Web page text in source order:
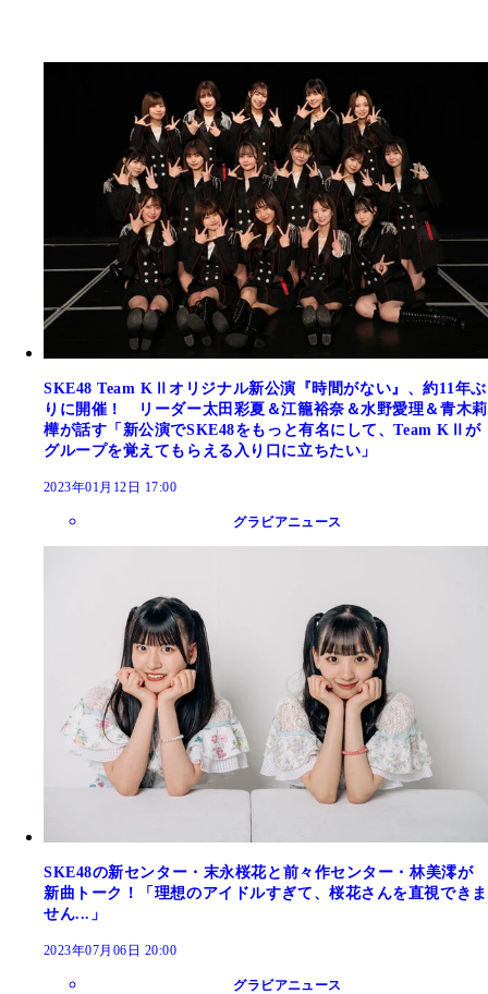
SKE48 Team KⅡオリジナル新公演『時間がない』、約11年ぶ
りに開催！ リーダー太田彩夏＆江籠裕奈＆水野愛理＆青木莉
樺が話す「新公演でSKE48をもっと有名にして、Team KⅡが
グループを覚えてもらえる入り口に立ちたい」
2023年01月12日 17:00
グラビアニュース
SKE48の新センター・末永桜花と前々作センター・林美澪が
新曲トーク！「理想のアイドルすぎて、桜花さんを直視できま
せん...」
2023年07月06日 20:00
グラビアニュース